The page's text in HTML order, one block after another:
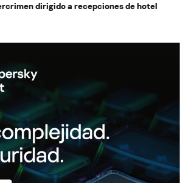
dirigido a recepciones de hotel